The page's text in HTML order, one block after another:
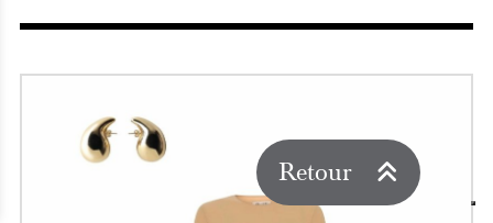
Retour